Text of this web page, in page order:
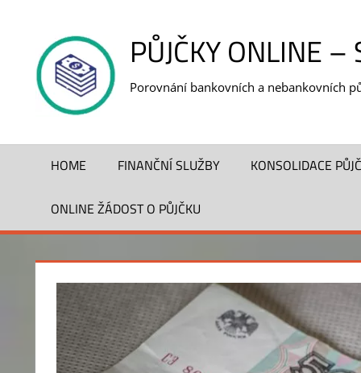
content
PŮJČKY ONLINE –
Porovnání bankovních a nebankovních
HOME FINANČNÍ SLUŽBY KONSOLIDACE
ONLINE ŽÁDOST O PŮJČKU